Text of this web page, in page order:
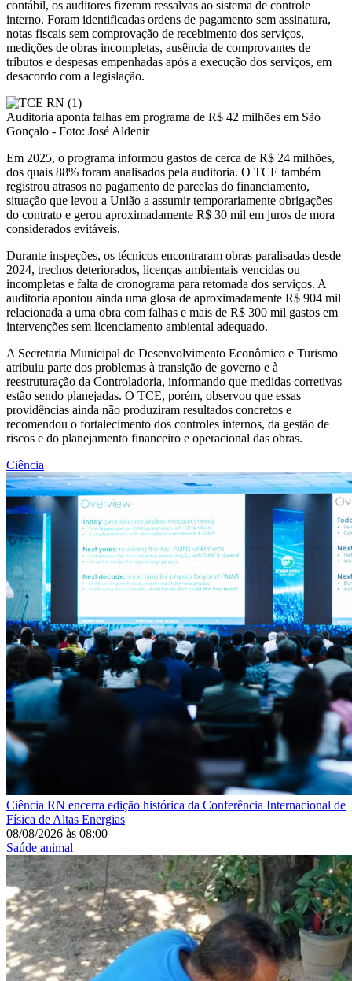
contábil, os auditores fizeram ressalvas ao sistema de controle
interno. Foram identificadas ordens de pagamento sem assinatura,
notas fiscais sem comprovação de recebimento dos serviços,
medições de obras incompletas, ausência de comprovantes de
tributos e despesas empenhadas após a execução dos serviços, em
desacordo com a legislação.
Auditoria aponta falhas em programa de R$ 42 milhões em São
Gonçalo - Foto: José Aldenir
Em 2025, o programa informou gastos de cerca de R$ 24 milhões,
dos quais 88% foram analisados pela auditoria. O TCE também
registrou atrasos no pagamento de parcelas do financiamento,
situação que levou a União a assumir temporariamente obrigações
do contrato e gerou aproximadamente R$ 30 mil em juros de mora
considerados evitáveis.
Durante inspeções, os técnicos encontraram obras paralisadas desde
2024, trechos deteriorados, licenças ambientais vencidas ou
incompletas e falta de cronograma para retomada dos serviços. A
auditoria apontou ainda uma glosa de aproximadamente R$ 904 mil
relacionada a uma obra com falhas e mais de R$ 300 mil gastos em
intervenções sem licenciamento ambiental adequado.
A Secretaria Municipal de Desenvolvimento Econômico e Turismo
atribuiu parte dos problemas à transição de governo e à
reestruturação da Controladoria, informando que medidas corretivas
estão sendo planejadas. O TCE, porém, observou que essas
providências ainda não produziram resultados concretos e
recomendou o fortalecimento dos controles internos, da gestão de
riscos e do planejamento financeiro e operacional das obras.
Ciência
Ciência RN encerra edição histórica da Conferência Internacional de
Física de Altas Energias
08/08/2026 às 08:00
Saúde animal